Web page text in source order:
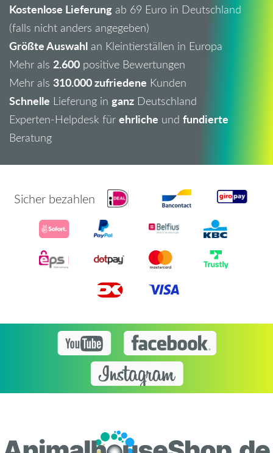
Kostenlose Lieferung ab 69 Euro in Deutschland
(falls nicht anders angegeben)
Größte Auswahl an Kleintierställen in Europa
Mehr als 2.600 positive Bewertungen
Mehr als 310.000 zufriedene Kunden
Schnelle Lieferung in ganz Deutschland
Experten-Helpdesk für ehrliche und fundierte
Beratung
Sicher bezahlen